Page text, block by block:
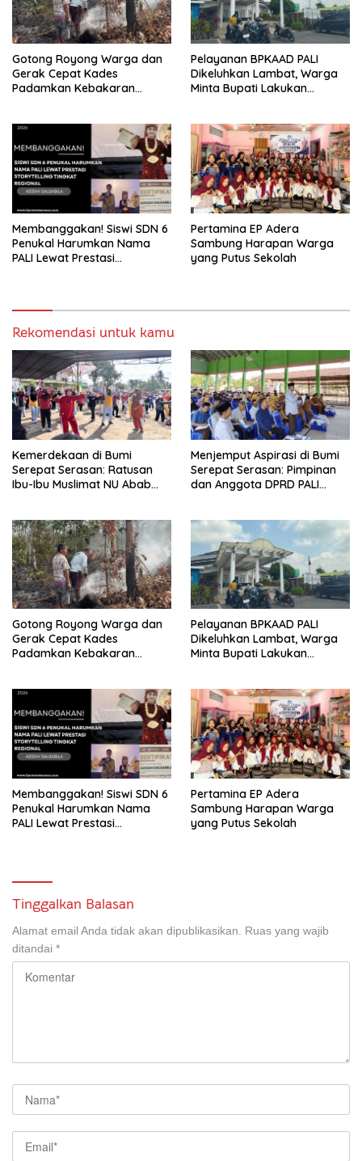
Gotong Royong Warga dan
Gerak Cepat Kades
Padamkan Kebakaran
Pelayanan BPKAAD PALI
Dikeluhkan Lambat, Warga
Minta Bupati Lakukan
Membanggakan! Siswi SDN 6
Penukal Harumkan Nama
PALI Lewat Prestasi
Pertamina EP Adera
Sambung Harapan Warga
yang Putus Sekolah
Rekomendasi untuk kamu
Kemerdekaan di Bumi
Serepat Serasan: Ratusan
Ibu-Ibu Muslimat NU Abab
Indonesia
Menjemput Aspirasi di Bumi
Serepat Serasan: Pimpinan
dan Anggota DPRD PALI
Melalui Reses Ke-2 Tahun
2026
Gotong Royong Warga dan
Gerak Cepat Kades
Padamkan Kebakaran
Pelayanan BPKAAD PALI
Dikeluhkan Lambat, Warga
Minta Bupati Lakukan
Membanggakan! Siswi SDN 6
Penukal Harumkan Nama
PALI Lewat Prestasi
Pertamina EP Adera
Sambung Harapan Warga
yang Putus Sekolah
Tinggalkan Balasan
Alamat email Anda tidak akan dipublikasikan. Ruas yang wajib
ditandai *